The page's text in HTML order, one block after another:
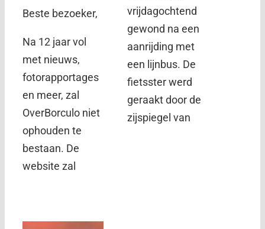
Beste bezoeker,
Na 12 jaar vol
met nieuws,
fotorapportages
en meer, zal
OverBorculo niet
ophouden te
bestaan. De
website zal
vrijdagochtend
gewond na een
aanrijding met
een lijnbus. De
fietsster werd
geraakt door de
zijspiegel van